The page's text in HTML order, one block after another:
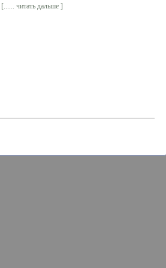
[...... читать дальше ]